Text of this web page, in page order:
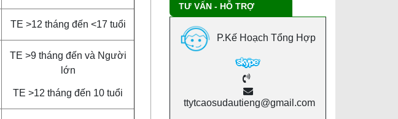
TE >12 tháng đến <17 tuổi
TE >9 tháng đến và Người
lớn
TE >12 tháng đến 10 tuổi
TƯ VẤN - HỖ TRỢ
P.Kế Hoạch Tổng Hợp
ttytcaosudautieng@gmail.com